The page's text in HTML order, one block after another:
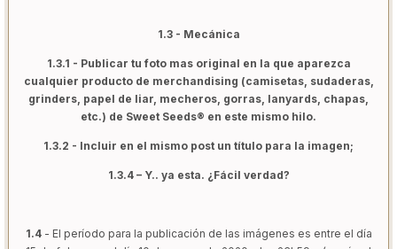
1.3 - Mecánica
1.3.1 - Publicar tu foto mas original en la que aparezca
cualquier producto de merchandising (camisetas, sudaderas,
grinders, papel de liar, mecheros, gorras, lanyards, chapas,
etc.) de Sweet Seeds® en este mismo hilo.
1.3.2 - Incluir en el mismo post un título para la imagen;
1.3.4 – Y.. ya esta. ¿Fácil verdad?
1.4- El período para la publicación de las imágenes es entre el día